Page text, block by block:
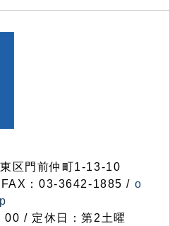
区門前仲町1-13-10
：03-3642-1885 / o
/ 定休日：第2土曜